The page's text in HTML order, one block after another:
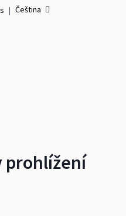
| Čeština
prohlížení